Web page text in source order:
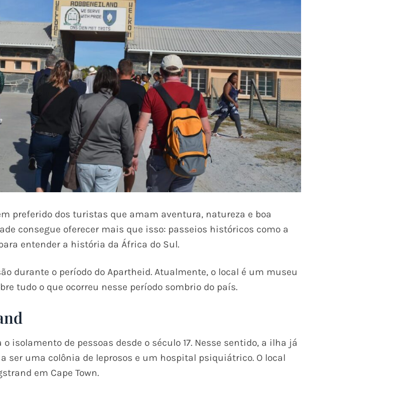
preferido dos turistas que amam aventura, natureza e boa
consegue oferecer mais que isso: passeios históricos como a
entender a história da África do Sul.
durante o período do Apartheid. Atualmente, o local é um museu
tudo o que ocorreu nesse período sombrio do país.
isolamento de pessoas desde o século 17. Nesse sentido, a ilha já
ser uma colônia de leprosos e um hospital psiquiátrico. O local
em Cape Town.